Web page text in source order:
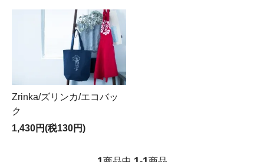
Zrinka/ズリンカ/エコバッ
ク
1,430円(税130円)